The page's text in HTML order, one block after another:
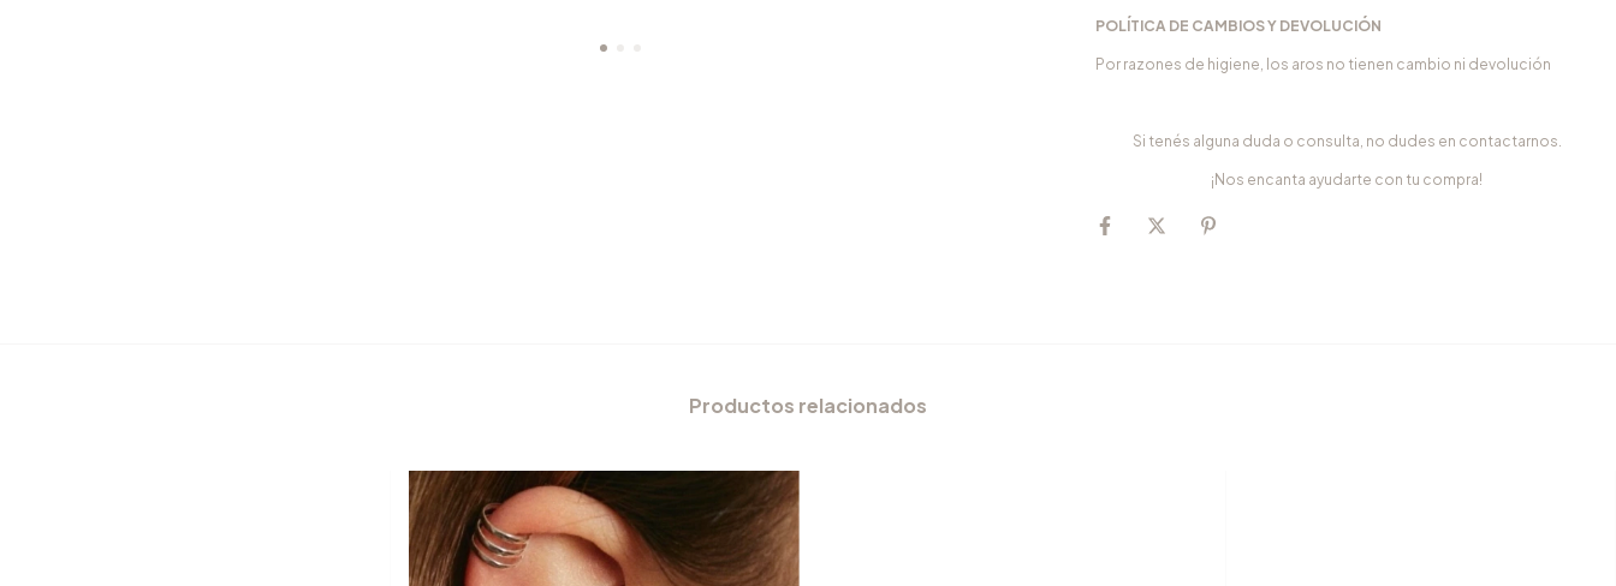
POLÍTICA DE CAMBIOS Y DEVOLUCIÓN
Por razones de higiene, los aros no tienen cambio ni devolución
Si tenés alguna duda o consulta, no dudes en contactarnos.
¡Nos encanta ayudarte con tu compra!
Productos relacionados